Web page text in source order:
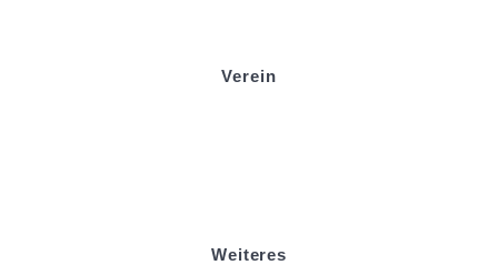
Verein
Weiteres